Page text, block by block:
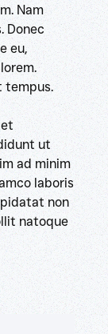
Nam
Donec
eu,
tempus.
ut
ad minim
laboris
non
natoque